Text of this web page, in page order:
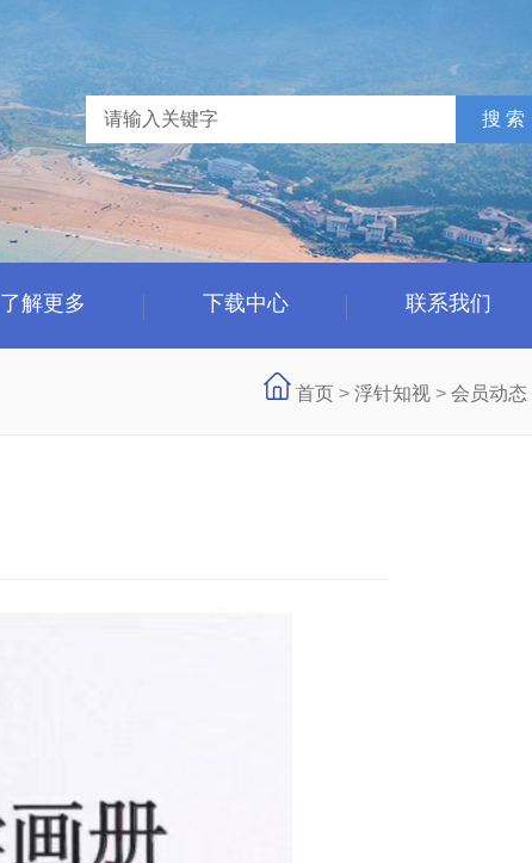
了解更多 下载中心 联系我们
首页 > 浮针知视 > 会员动态